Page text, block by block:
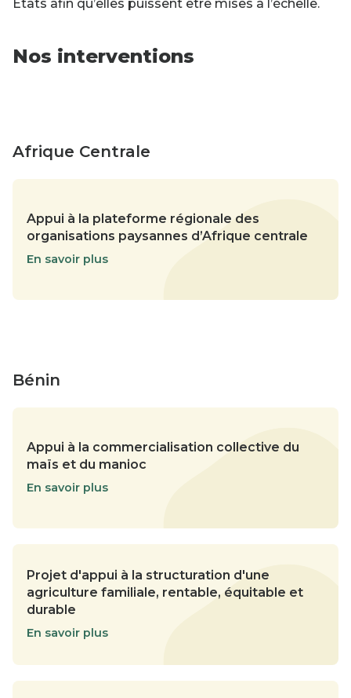
États afin qu’elles puissent être mises à l’échelle.
Nos interventions
Afrique Centrale
Appui à la plateforme régionale des
organisations paysannes d’Afrique centrale
En savoir plus
Bénin
Appui à la commercialisation collective du
maïs et du manioc
En savoir plus
Projet d'appui à la structuration d'une
agriculture familiale, rentable, équitable et
durable
En savoir plus